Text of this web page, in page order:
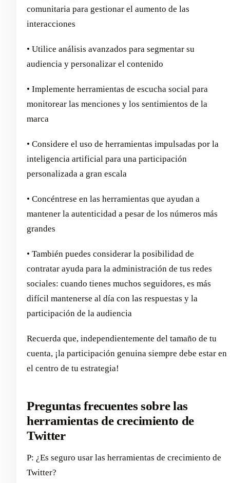
comunitaria para gestionar el aumento de las
interacciones
• Utilice análisis avanzados para segmentar su
audiencia y personalizar el contenido
• Implemente herramientas de escucha social para
monitorear las menciones y los sentimientos de la
marca
• Considere el uso de herramientas impulsadas por la
inteligencia artificial para una participación
personalizada a gran escala
• Concéntrese en las herramientas que ayudan a
mantener la autenticidad a pesar de los números más
grandes
• También puedes considerar la posibilidad de
contratar ayuda para la administración de tus redes
sociales: cuando tienes muchos seguidores, es más
difícil mantenerse al día con las respuestas y la
participación de la audiencia
Recuerda que, independientemente del tamaño de tu
cuenta, ¡la participación genuina siempre debe estar en
el centro de tu estrategia!
Preguntas frecuentes sobre las
herramientas de crecimiento de
Twitter
P: ¿Es seguro usar las herramientas de crecimiento de
Twitter?